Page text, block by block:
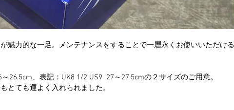
魅力的な一足。メンテナンスをすることで一層永くお使いいただける
26.5cm、表記：UK8 1/2 US9  27～27.5cmの２サイズのご用意。
とても運よく入れられました。